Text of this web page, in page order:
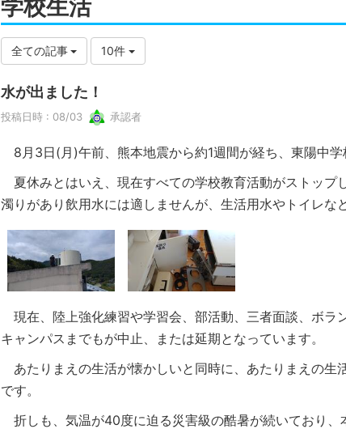
学校生活
全ての記事 10件
水が出ました！
投稿日時 : 08/03 承認者
8月3日(月)午前、熊本地震から約1週間が経ち、東陽中学
夏休みとはいえ、現在すべての学校教育活動がストップ
濁りがあり飲用水には適しませんが、生活用水やトイレな
現在、陸上強化練習や学習会、部活動、三者面談、ボラ
キャンパスまでもが中止、または延期となっています。
あたりまえの生活が懐かしいと同時に、あたりまえの生
です。
折しも、気温が40度に迫る災害級の酷暑が続いており、